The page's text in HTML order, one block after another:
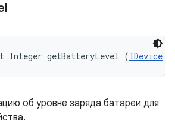
Integer getBatteryLevel (IDevice
об уровне заряда батареи для